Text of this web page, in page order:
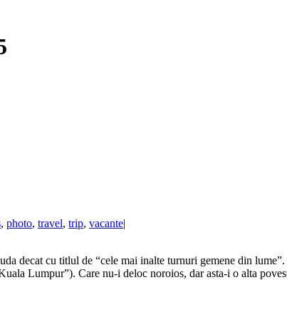
, photo, travel, trip, vacante|
decat cu titlul de “cele mai inalte turnuri gemene din
Lumpur”). Care nu-i deloc noroios, dar asta-i o alta